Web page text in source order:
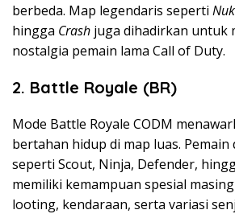
berbeda. Map legendaris seperti
hingga Crash juga dihadirkan untuk
nostalgia pemain lama Call of Duty.
2. Battle Royale (BR)
Mode Battle Royale CODM
bertahan hidup di map luas. Pemain
seperti Scout, Ninja, Defender,
memiliki kemampuan spesial
looting, kendaraan, serta variasi